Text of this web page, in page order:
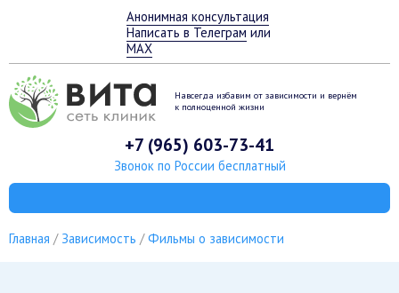
Анонимная консультация
Написать в Телеграм или
MAX
Навсегда избавим от зависимости и вернём
к полноценной жизни
+7 (965) 603-73-41
Звонок по России бесплатный
Главная Зависимость Фильмы о зависимости